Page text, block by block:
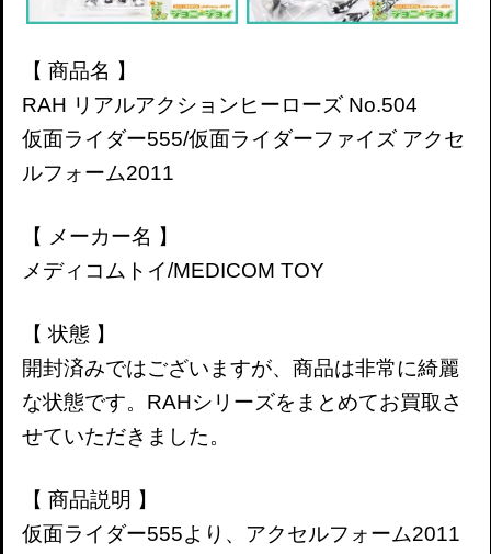
【 商品名 】
RAH リアルアクションヒーローズ No.504
仮面ライダー555/仮面ライダーファイズ アクセ
ルフォーム2011
【 メーカー名 】
メディコムトイ/MEDICOM TOY
【 状態 】
開封済みではございますが、商品は非常に綺麗
な状態です。RAHシリーズをまとめてお買取さ
せていただきました。
【 商品説明 】
仮面ライダー555より、アクセルフォーム2011